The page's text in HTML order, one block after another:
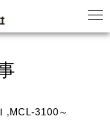
3100～